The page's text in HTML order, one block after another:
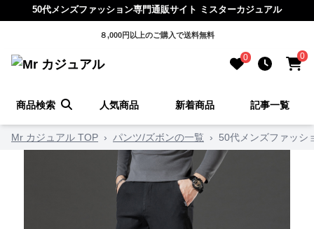
50代メンズファッション専門通販サイト ミスターカジュアル
８,000円以上のご購入で送料無料
0 0
商品検索 人気商品 新着商品 記事一覧
Mr カジュアル TOP › パンツ/ズボンの一覧 › 50代メンズファッ